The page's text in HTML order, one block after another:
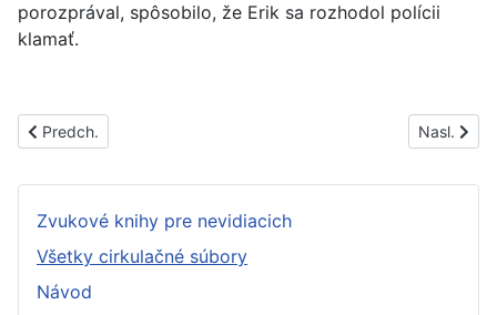
porozprával, spôsobilo, že Erik sa rozhodol polícii
klamať.
Predchádzajúci článok: PS1357C
Predch. Nasl.
Zvukové knihy pre nevidiacich
Všetky cirkulačné súbory
Návod